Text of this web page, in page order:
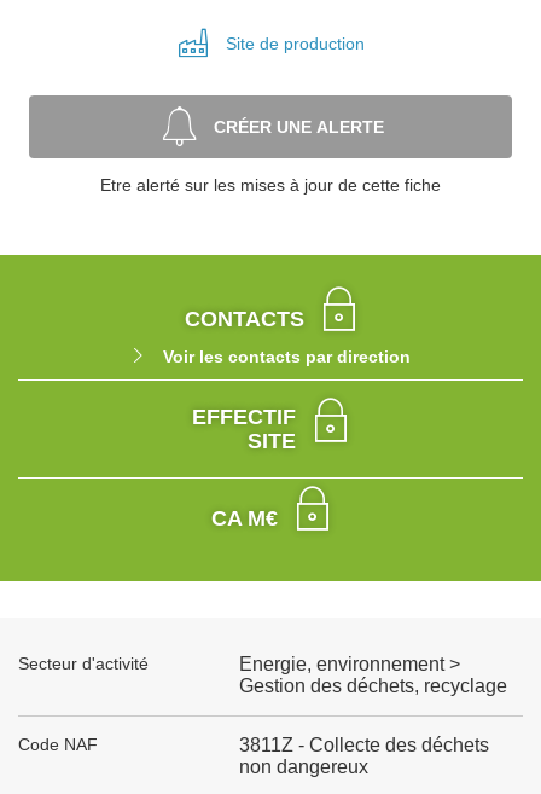
Site de production
CRÉER UNE ALERTE
Etre alerté sur les mises à jour de cette fiche
CONTACTS
Voir les contacts par direction
EFFECTIF
SITE
CA M€
Secteur d'activité
Energie, environnement >
Gestion des déchets, recyclage
Code NAF
3811Z - Collecte des déchets
non dangereux